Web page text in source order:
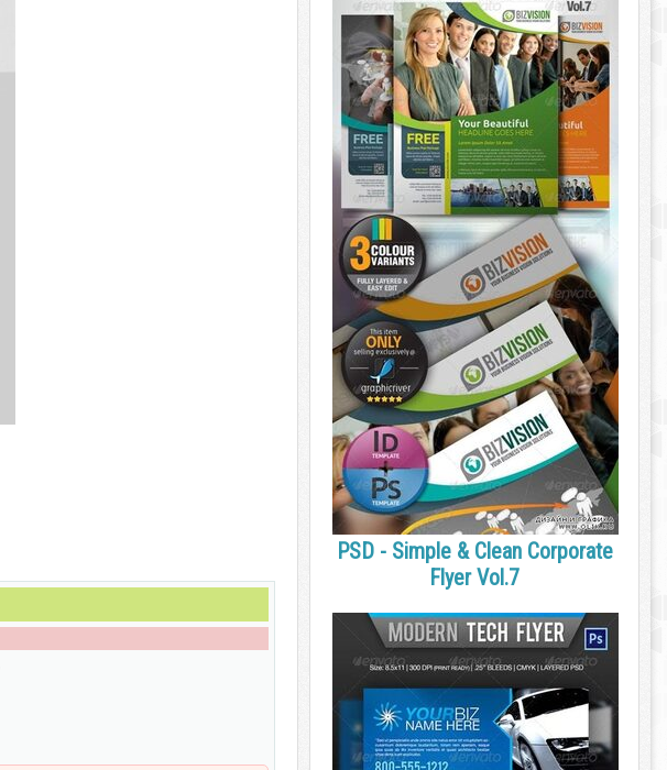
PSD - Simple & Clean Corporate
Flyer Vol.7